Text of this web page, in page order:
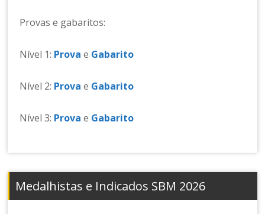
s
e
e
at
m
át
a
Provas e gabaritos:
Nível 1: Prova e Gabarito
Nível 2: Prova e Gabarito
Nível 3: Prova e Gabarito
Medalhistas e Indicados SBM 2026